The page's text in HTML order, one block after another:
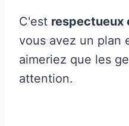
C'est respectueux
vous avez un plan
aimeriez que les
attention.